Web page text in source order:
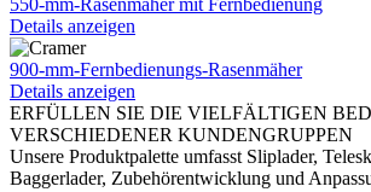
Details anzeigen
900-mm-Fernbedienungs-Rasenmäher
Details anzeigen
ERFÜLLEN SIE DIE VIELFÄLTIGEN
VERSCHIEDENER KUNDENGRUPPEN
Unsere Produktpalette umfasst Sliplader,
Baggerlader, Zubehörentwicklung und